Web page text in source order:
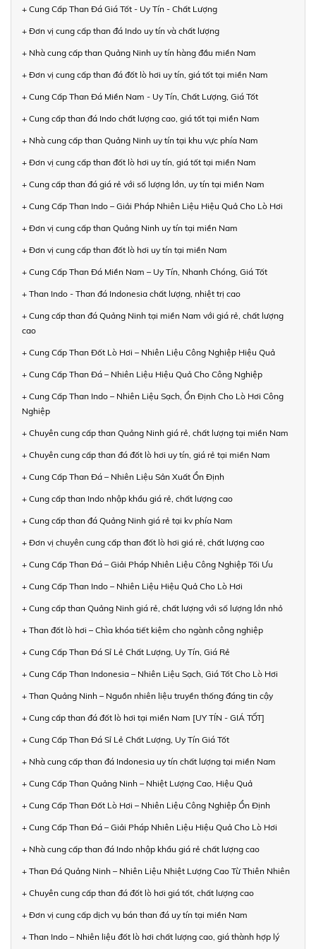
+ Cung Cấp Than Đá Giá Tốt - Uy Tín - Chất Lượng
+ Đơn vị cung cấp than đá Indo uy tín và chất lượng
+ Nhà cung cấp than Quảng Ninh uy tín hàng đầu miền Nam
+ Đơn vị cung cấp than đá đốt lò hơi uy tín, giá tốt tại miền Nam
+ Cung Cấp Than Đá Miền Nam - Uy Tín, Chất Lượng, Giá Tốt
+ Cung cấp than đá Indo chất lượng cao, giá tốt tại miền Nam
+ Nhà cung cấp than Quảng Ninh uy tín tại khu vực phía Nam
+ Đơn vị cung cấp than đốt lò hơi uy tín, giá tốt tại miền Nam
+ Cung cấp than đá giá rẻ với số lượng lớn, uy tín tại miền Nam
+ Cung Cấp Than Indo – Giải Pháp Nhiên Liệu Hiệu Quả Cho Lò Hơi
+ Đơn vị cung cấp than Quảng Ninh uy tín tại miền Nam
+ Đơn vị cung cấp than đốt lò hơi uy tín tại miền Nam
+ Cung Cấp Than Đá Miền Nam – Uy Tín, Nhanh Chóng, Giá Tốt
+ Than Indo - Than đá Indonesia chất lượng, nhiệt trị cao
+ Cung cấp than đá Quảng Ninh tại miền Nam với giá rẻ, chất lượng
cao
+ Cung Cấp Than Đốt Lò Hơi – Nhiên Liệu Công Nghiệp Hiệu Quả
+ Cung Cấp Than Đá – Nhiên Liệu Hiệu Quả Cho Công Nghiệp
+ Cung Cấp Than Indo – Nhiên Liệu Sạch, Ổn Định Cho Lò Hơi Công
Nghiệp
+ Chuyên cung cấp than Quảng Ninh giá rẻ, chất lượng tại miền Nam
+ Chuyên cung cấp than đá đốt lò hơi uy tín, giá rẻ tại miền Nam
+ Cung Cấp Than Đá – Nhiên Liệu Sản Xuất Ổn Định
+ Cung cấp than Indo nhập khẩu giá rẻ, chất lượng cao
+ Cung cấp than đá Quảng Ninh giá rẻ tại kv phía Nam
+ Đơn vị chuyên cung cấp than đốt lò hơi giá rẻ, chất lượng cao
+ Cung Cấp Than Đá – Giải Pháp Nhiên Liệu Công Nghiệp Tối Ưu
+ Cung Cấp Than Indo – Nhiên Liệu Hiệu Quả Cho Lò Hơi
+ Cung cấp than Quảng Ninh giá rẻ, chất lượng với số lượng lớn nhỏ
+ Than đốt lò hơi – Chìa khóa tiết kiệm cho ngành công nghiệp
+ Cung Cấp Than Đá Sỉ Lẻ Chất Lượng, Uy Tín, Giá Rẻ
+ Cung Cấp Than Indonesia – Nhiên Liệu Sạch, Giá Tốt Cho Lò Hơi
+ Than Quảng Ninh – Nguồn nhiên liệu truyền thống đáng tin cậy
+ Cung cấp than đá đốt lò hơi tại miền Nam [UY TÍN - GIÁ TỐT]
+ Cung Cấp Than Đá Sỉ Lẻ Chất Lượng, Uy Tín Giá Tốt
+ Nhà cung cấp than đá Indonesia uy tín chất lượng tại miền Nam
+ Cung Cấp Than Quảng Ninh – Nhiệt Lượng Cao, Hiệu Quả
+ Cung Cấp Than Đốt Lò Hơi – Nhiên Liệu Công Nghiệp Ổn Định
+ Cung Cấp Than Đá – Giải Pháp Nhiên Liệu Hiệu Quả Cho Lò Hơi
+ Nhà cung cấp than đá Indo nhập khẩu giá rẻ chất lượng cao
+ Than Đá Quảng Ninh – Nhiên Liệu Nhiệt Lượng Cao Từ Thiên Nhiên
+ Chuyên cung cấp than đá đốt lò hơi giá tốt, chất lượng cao
+ Đơn vị cung cấp dịch vụ bán than đá uy tín tại miền Nam
+ Than Indo – Nhiên liệu đốt lò hơi chất lượng cao, giá thành hợp lý